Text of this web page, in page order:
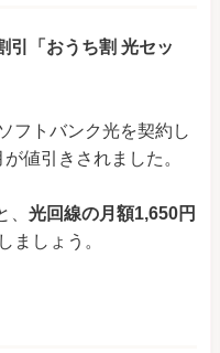
引「おうち割 光セッ
フトバンク光を契約し
値引きされました。
光回線の月額1,650円
ましょう。